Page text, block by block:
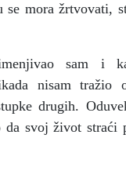
se mora žrtvovati,
sam i
nisam tražio
drugih.
svoj život straći